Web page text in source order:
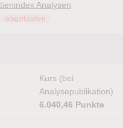
Analysen
abgelaufen
Kurs (bei
Analysepublikation)
6.040,46 Punkte